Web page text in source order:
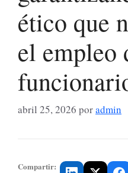
ético que
el empleo
abril 25, 2026 poradmin
Compartir: